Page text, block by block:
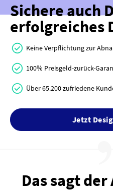
Sichere auch
erfolgreiches
Keine Verpflichtung zur
100% Preisgeld-zurück-
Über 65.200 zufriedene
Jetzt
Das sagt